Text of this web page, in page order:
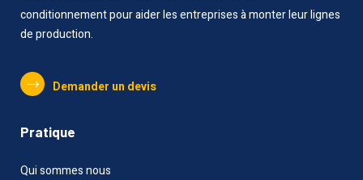
conditionnement pour aider les entreprises à monter leur lignes
de production.
Demander un devis
Pratique
Qui sommes nous